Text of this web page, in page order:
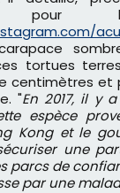
pour
tortues
centimètres et
"En 2017, il y
espèce
Kong et le
une
parcs de
par une